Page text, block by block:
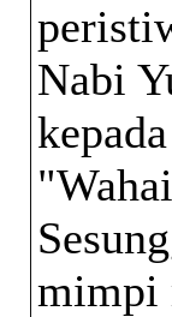
Nabi
mimpi